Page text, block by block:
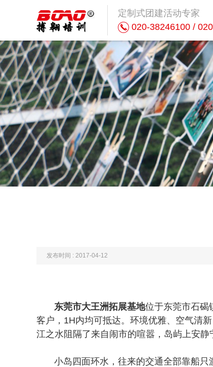
定制式团建活动专家
020-38246100 /
发布时间 : 2017-04-12
东莞市大王洲拓展基地位于东莞市石碣
客户，1H内均可抵达。环境优雅、空气清
江之水阻隔了来自闹市的喧嚣，岛屿上安
小岛四面环水，往来的交通全部靠船只渡